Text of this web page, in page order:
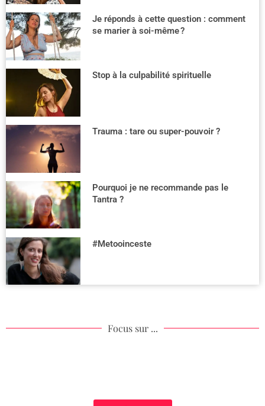
Je réponds à cette question : comment
se marier à soi-même ?
Stop à la culpabilité spirituelle
Trauma : tare ou super-pouvoir ?
Pourquoi je ne recommande pas le
Tantra ?
#Metooinceste
Focus sur ...